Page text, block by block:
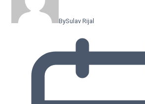
BySulav Rijal